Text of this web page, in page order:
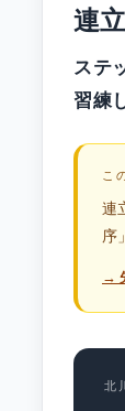
連
ステ
習練
こ
連
序
→
北